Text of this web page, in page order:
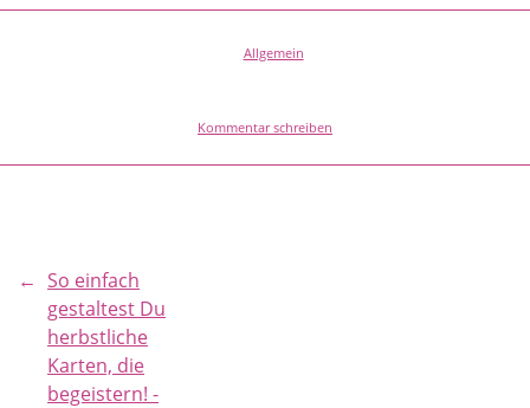
Allgemein
Kommentar schreiben
← So einfach
gestaltest Du
herbstliche
Karten, die
begeistern! -